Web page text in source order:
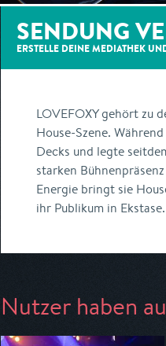
SENDUNG
ERSTELLE DEINE MEDIATHEK
LOVEFOXY gehört zu
House-Szene.
Decks und legte
starken
Energie bringt sie
ihr Publikum in Ekstase.
Nutzer haben